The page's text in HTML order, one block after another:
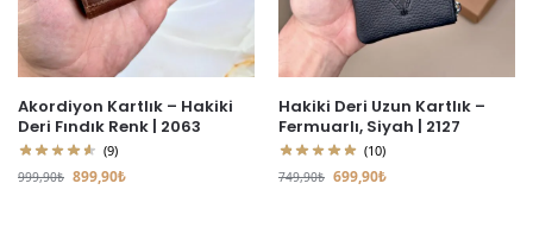
Akordiyon Kartlık – Hakiki
Deri Fındık Renk | 2063
(9)
999,90₺ 899,90₺
Hakiki Deri Uzun Kartlık –
Fermuarlı, Siyah | 2127
(10)
749,90₺ 699,90₺